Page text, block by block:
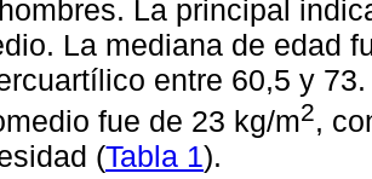
La principal
La mediana de edad
entre 60,5 y
fue de 23 kg/m2,
(Tabla 1).